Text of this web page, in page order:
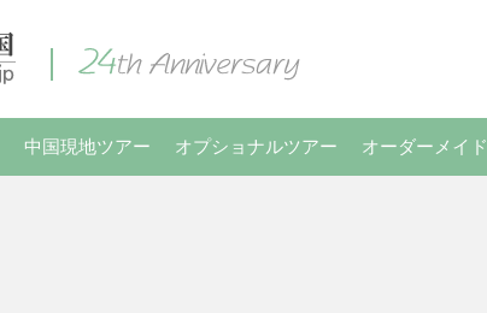
中国現地ツアー オプショナルツアー オーダーメイド